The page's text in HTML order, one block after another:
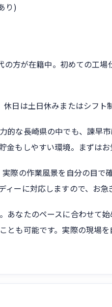
り)
方が在籍中。初めての工場
日は土日休みまたはシフト
的な長崎県の中でも、諫早
金もしやすい環境。まずはお
際の作業風景を自分の目で
ィーに対応しますので、お急
あなたのペースに合わせて
とも可能です。実際の現場